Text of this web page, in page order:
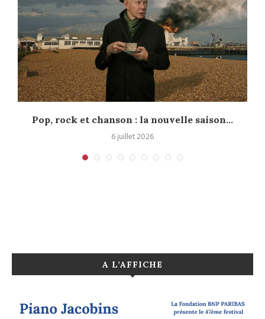
Pop, rock et chanson : la nouvelle saison...
6 juillet 2026
A L’AFFICHE